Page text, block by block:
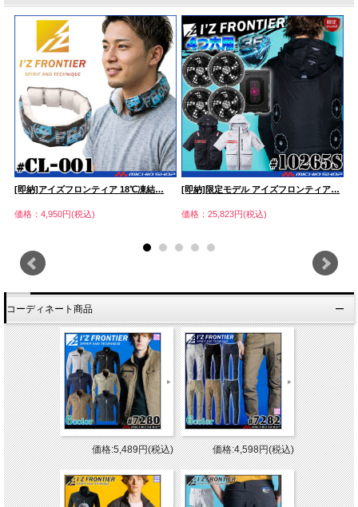
[即納]アイズフロンティア 18℃凍結…
価格：4,950円(税込)
[即納]限定モデル アイズフロンティア…
価格：25,823円(税込)
コーディネート商品
価格:5,489円(税込) 価格:4,598円(税込)